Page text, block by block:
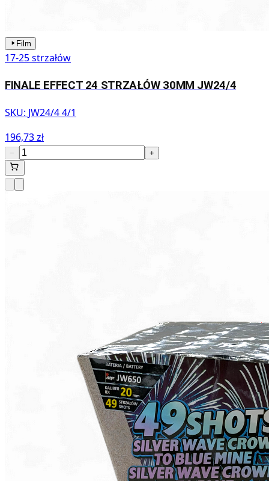
Film
17-25 strzałów
FINALE EFFECT 24 STRZAŁÓW 30MM JW24/4
SKU: JW24/4 4/1
196,73 zł
− +